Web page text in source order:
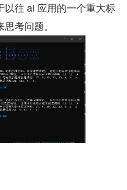
往 ai 应用的一个重大标
考问题。